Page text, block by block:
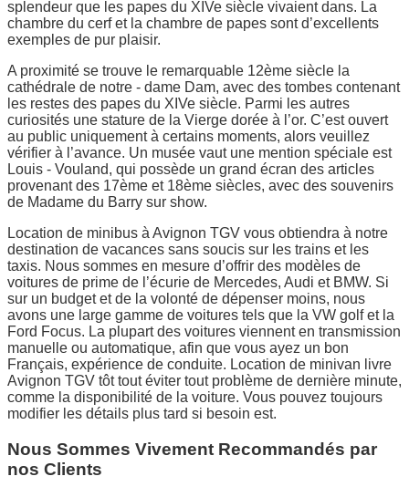
splendeur que les papes du XIVe siècle vivaient dans. La
chambre du cerf et la chambre de papes sont d’excellents
exemples de pur plaisir.
A proximité se trouve le remarquable 12ème siècle la
cathédrale de notre - dame Dam, avec des tombes contenant
les restes des papes du XIVe siècle. Parmi les autres
curiosités une stature de la Vierge dorée à l’or. C’est ouvert
au public uniquement à certains moments, alors veuillez
vérifier à l’avance. Un musée vaut une mention spéciale est
Louis - Vouland, qui possède un grand écran des articles
provenant des 17ème et 18ème siècles, avec des souvenirs
de Madame du Barry sur show.
Location de minibus à Avignon TGV vous obtiendra à notre
destination de vacances sans soucis sur les trains et les
taxis. Nous sommes en mesure d’offrir des modèles de
voitures de prime de l’écurie de Mercedes, Audi et BMW. Si
sur un budget et de la volonté de dépenser moins, nous
avons une large gamme de voitures tels que la VW golf et la
Ford Focus. La plupart des voitures viennent en transmission
manuelle ou automatique, afin que vous ayez un bon
Français, expérience de conduite. Location de minivan livre
Avignon TGV tôt tout éviter tout problème de dernière minute,
comme la disponibilité de la voiture. Vous pouvez toujours
modifier les détails plus tard si besoin est.
Nous Sommes Vivement Recommandés par
nos Clients